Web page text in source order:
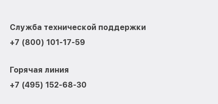
Служба технической поддержки
+7 (800) 101-17-59
Горячая линия
+7 (495) 152-68-30